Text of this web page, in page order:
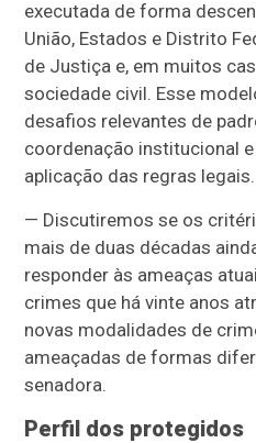
executada de forma
União, Estados e Distrito
de Justiça e, em muitos
sociedade civil. Esse
desafios relevantes de
coordenação institucional
aplicação das regras legais.
— Discutiremos se os
mais de duas décadas
responder às ameaças
crimes que há vinte anos
novas modalidades de
ameaçadas de formas
senadora.
Perfil dos protegidos